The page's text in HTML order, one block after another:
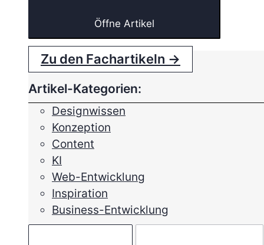
Öffne Artikel
Zu den Fachartikeln →
Artikel-Kategorien:
Designwissen
Konzeption
Content
KI
Web-Entwicklung
Inspiration
Business-Entwicklung